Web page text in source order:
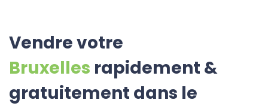
Vendre votre
Bruxelles rapidement &
gratuitement dans le